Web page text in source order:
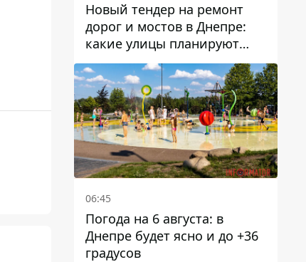
Новый тендер на ремонт
дорог и мостов в Днепре:
какие улицы планируют
обновить и сколько
десятков миллионов гривен
на это хотят потратить
06:45
Погода на 6 августа: в
Днепре будет ясно и до +36
градусов